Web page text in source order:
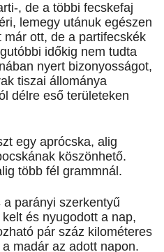
, de a többi fecskefaj
lemegy utánuk egészen
ott, de a partifecskék
időkig nem tudta
nyert bizonyosságot,
tiszai állománya
délre eső területeken
egy aprócska, alig
köszönhető.
több fél grammnál.
parányi szerkentyű
és nyugodott a nap,
pár száz kilométeres
madár az adott napon.